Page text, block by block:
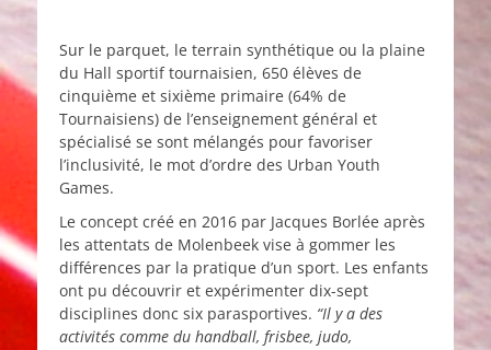
Sur le parquet, le terrain synthétique ou la plaine
du Hall sportif tournaisien, 650 élèves de
cinquième et sixième primaire (64% de
Tournaisiens) de l’enseignement général et
spécialisé se sont mélangés pour favoriser
l’inclusivité, le mot d’ordre des Urban Youth
Games.
Le concept créé en 2016 par Jacques Borlée après
les attentats de Molenbeek vise à gommer les
différences par la pratique d’un sport. Les enfants
ont pu découvrir et expérimenter dix-sept
disciplines donc six parasportives. “Il y a des
activités comme du handball, frisbee, judo,